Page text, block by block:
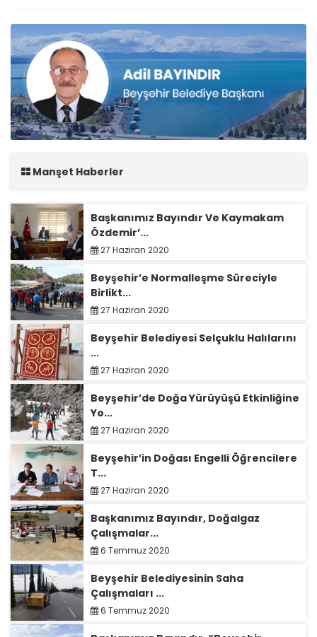
Manşet Haberler
Başkanımız Bayındır Ve Kaymakam
Özdemir’...
27 Haziran 2020
Beyşehir’e Normalleşme Süreciyle
Birlikt...
27 Haziran 2020
Beyşehir Belediyesi Selçuklu Halılarını
...
27 Haziran 2020
Beyşehir’de Doğa Yürüyüşü Etkinliğine
Yo...
27 Haziran 2020
Beyşehir’in Doğası Engelli Öğrencilere
T...
27 Haziran 2020
Başkanımız Bayındır, Doğalgaz
Çalışmalar...
6 Temmuz 2020
Beyşehir Belediyesinin Saha
Çalışmaları ...
6 Temmuz 2020